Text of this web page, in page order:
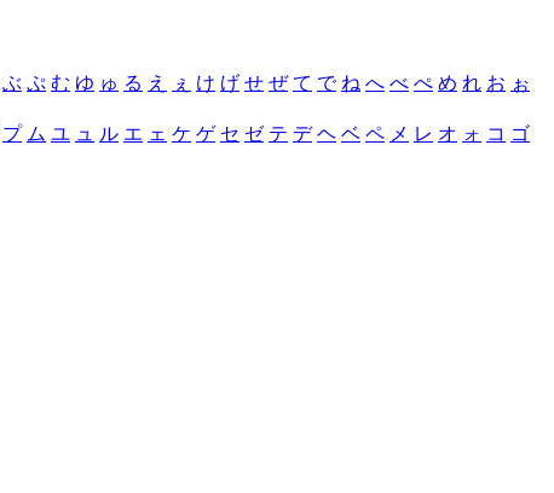
ぶ ぷ む ゆ ゅ る え ぇ け げ せ ぜ て で ね へ べ ぺ め れ お ぉ
プ ム ユ ュ ル エ ェ ケ ゲ セ ゼ テ デ ヘ ベ ペ メ レ オ ォ コ ゴ